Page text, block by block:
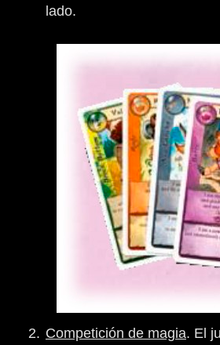
Competición de magia. El